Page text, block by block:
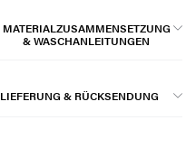
MATERIALZUSAMMENSETZUNG
& WASCHANLEITUNGEN
LIEFERUNG & RÜCKSENDUNG